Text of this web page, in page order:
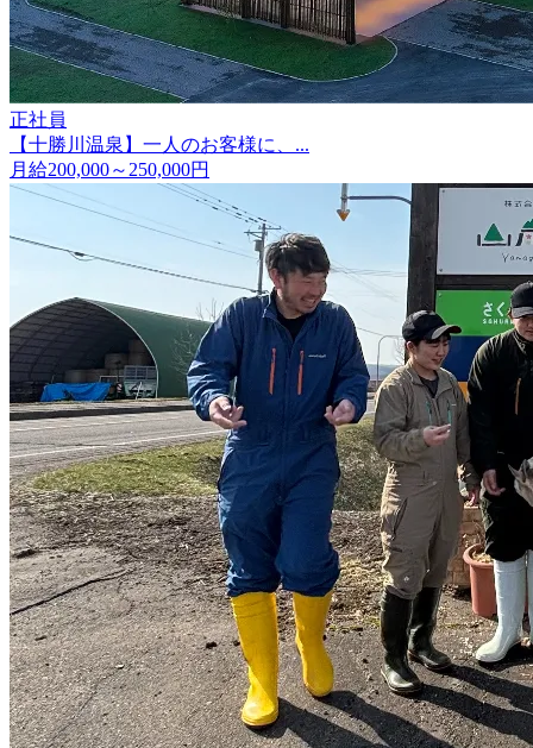
正社員
【十勝川温泉】一人のお客様に、...
月給200,000～250,000円